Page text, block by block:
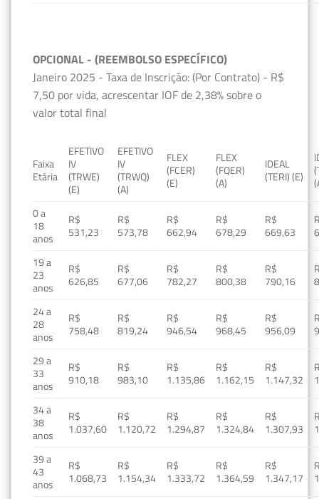
OPCIONAL - (REEMBOLSO ESPECÍFICO)
Janeiro 2025 - Taxa de Inscrição: (Por Contrato) - R$
7,50 por vida, acrescentar IOF de 2,38% sobre o
valor total final
Faixa
Etária
EFETIVO
IV
(TRWE)
(E)
EFETIVO
IV
(TRWQ)
(A)
FLEX
(FCER)
(E)
FLEX
(FQER)
(A)
IDEAL
(TERI) (E)
0 a
18
anos
R$
531,23
R$
573,78
R$
662,94
R$
678,29
R$
669,63
19 a
23
anos
R$
626,85
R$
677,06
R$
782,27
R$
800,38
R$
790,16
24 a
28
anos
R$
758,48
R$
819,24
R$
946,54
R$
968,45
R$
956,09
29 a
33
anos
R$
910,18
R$
983,10
R$
1.135,86
R$
1.162,15
R$
1.147,32
34 a
38
anos
R$
1.037,60
R$
1.120,72
R$
1.294,87
R$
1.324,84
R$
1.307,93
39 a
43
anos
R$
1.068,73
R$
1.154,34
R$
1.333,72
R$
1.364,59
R$
1.347,17